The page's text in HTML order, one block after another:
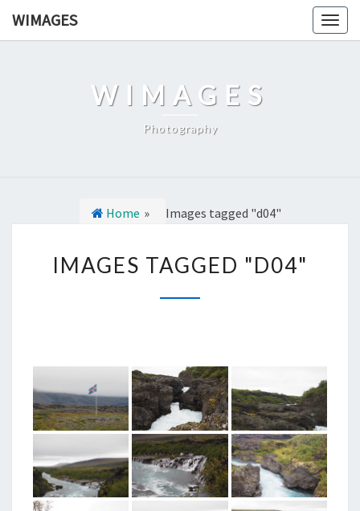
GaWIMAGES
WIMAGES
Photography
Home » Images tagged "d04"
M
T
A
G
G
E
D
IMAGES TAGGED "D04"